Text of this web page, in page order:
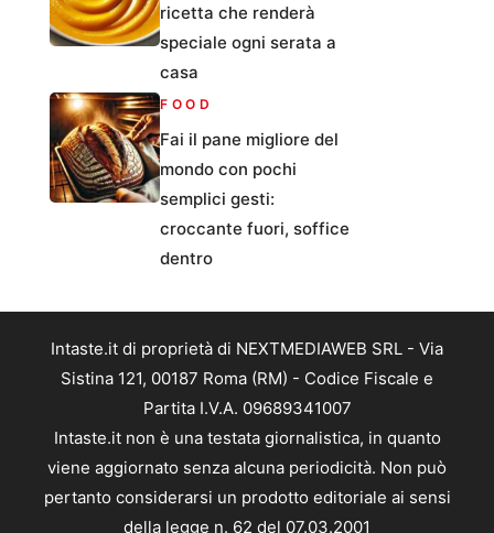
ricetta che renderà
speciale ogni serata a
casa
FOOD
Fai il pane migliore del
mondo con pochi
semplici gesti:
croccante fuori, soffice
dentro
Intaste.it di proprietà di NEXTMEDIAWEB SRL - Via
Sistina 121, 00187 Roma (RM) - Codice Fiscale e
Partita I.V.A. 09689341007
Intaste.it non è una testata giornalistica, in quanto
viene aggiornato senza alcuna periodicità. Non può
pertanto considerarsi un prodotto editoriale ai sensi
della legge n. 62 del 07.03.2001